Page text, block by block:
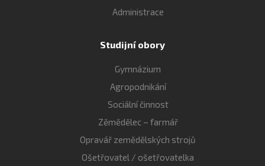
Administrace
Studijní obory
Gymnázium
Agropodnikání
Sociální činnost
Zěmědělec – farmář
Opravář zemědělských strojů
Ošetřovatel / ošetřovatelka